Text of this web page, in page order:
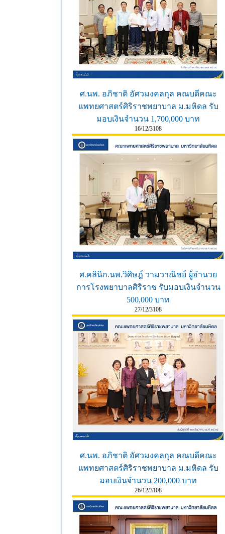
ศ.นพ. อภิชาติ อัศวมงคลกุล คณบดีคณะ
แพทยศาสตร์ศิริราชพยาบาล ม.มหิดล รับ
มอบเงินจำนวน 1,700,000 บาท
16/12/3108
ศ.คลินิก.นพ.วิศิษฎ์ วามวาณิชย์ ผู้อำนวย
การโรงพยาบาลศิริราช รับมอบเงินจำนวน
500,000 บาท
27/12/3108
ศ.นพ. อภิชาติ อัศวมงคลกุล คณบดีคณะ
แพทยศาสตร์ศิริราชพยาบาล ม.มหิดล รับ
มอบเงินจำนวน 200,000 บาท
26/12/3108